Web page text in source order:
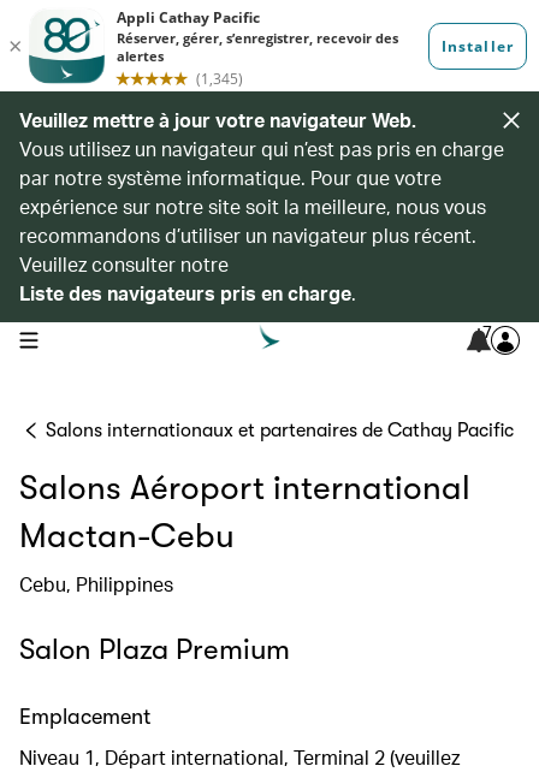
Veuillez mettre à jour votre navigateur Web.
Vous utilisez un navigateur qui n’est pas pris en charge
par notre système informatique. Pour que votre
expérience sur notre site soit la meilleure, nous vous
recommandons d’utiliser un navigateur plus récent.
Veuillez consulter notre
Liste des navigateurs pris en charge.
open navigation menu 7
Salons internationaux et partenaires de Cathay Pacific
Salons Aéroport international
Mactan-Cebu
Cebu, Philippines
Salon Plaza Premium
Emplacement
Niveau 1, Départ international, Terminal 2 (veuillez